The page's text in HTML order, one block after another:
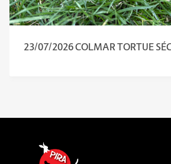
23/07/2026 COLMAR TORTUE